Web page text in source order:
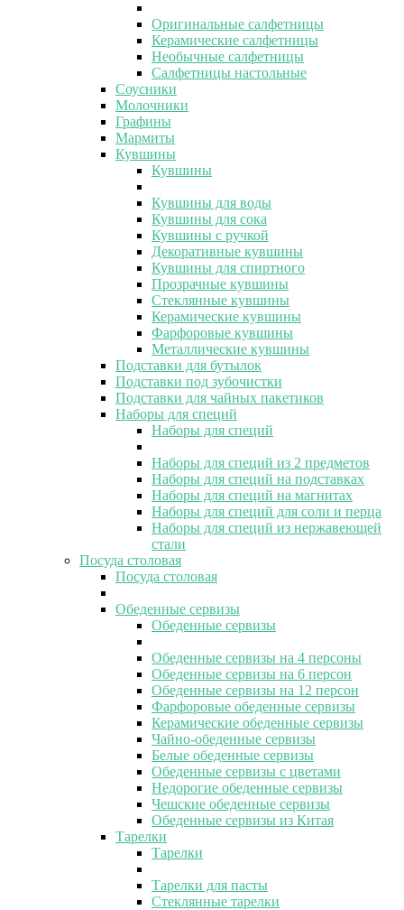
Оригинальные салфетницы
Керамические салфетницы
Необычные салфетницы
Салфетницы настольные
Соусники
Молочники
Графины
Мармиты
Кувшины
Кувшины
Кувшины для воды
Кувшины для сока
Кувшины с ручкой
Декоративные кувшины
Кувшины для спиртного
Прозрачные кувшины
Стеклянные кувшины
Керамические кувшины
Фарфоровые кувшины
Металлические кувшины
Подставки для бутылок
Подставки под зубочистки
Подставки для чайных пакетиков
Наборы для специй
Наборы для специй
Наборы для специй из 2 предметов
Наборы для специй на подставках
Наборы для специй на магнитах
Наборы для специй для соли и перца
Наборы для специй из нержавеющей
стали
Посуда столовая
Посуда столовая
Обеденные сервизы
Обеденные сервизы
Обеденные сервизы на 4 персоны
Обеденные сервизы на 6 персон
Обеденные сервизы на 12 персон
Фарфоровые обеденные сервизы
Керамические обеденные сервизы
Чайно-обеденные сервизы
Белые обеденные сервизы
Обеденные сервизы с цветами
Недорогие обеденные сервизы
Чешские обеденные сервизы
Обеденные сервизы из Китая
Тарелки
Тарелки
Тарелки для пасты
Стеклянные тарелки